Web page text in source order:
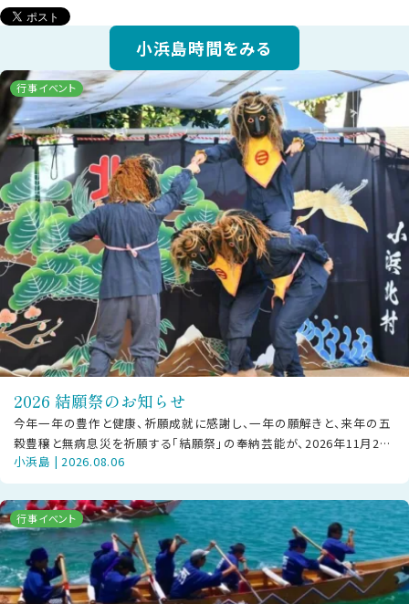
小浜島時間をみる
行事イベント
2026 結願祭のお知らせ
今年一年の豊作と健康、祈願成就に感謝し、一年の願解きと、来年の五
穀豊穣と無病息災を祈願する「結願祭」の奉納芸能が、2026年11月22
日（日）に小浜島にて披露さ
小浜島 | 2026.08.06
行事イベント